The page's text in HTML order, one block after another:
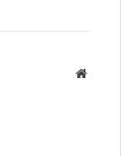
Website